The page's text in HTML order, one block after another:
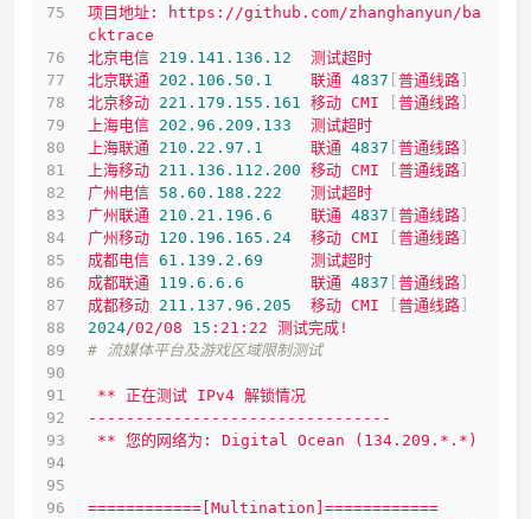
项目地址:
https://github.com/zhanghanyun/ba
cktrace
北京电信 219.141 .136 .12
测试超时
北京联通
202.106 .50 .1 联通 4837 [普通线路
北京移动 221.179 .155 .161 移动 CMI [普通线路
上海电信 202.96 .209 .133
测试超时
上海联通
210.22 .97 .1 联通 4837 [普通线路
上海移动 211.136 .112 .200 移动 CMI [普通线路
广州电信 58.60 .188 .222
测试超时
广州联通
210.21 .196 .6 联通 4837 [普通线路
广州移动 120.196 .165 .24 移动 CMI [普通线路
成都电信 61.139 .2 .69
测试超时
成都联通
119.6 .6 .6 联通 4837 [普通线路
成都移动 211.137 .96 .205 移动 CMI [普通线路
2024/02/08 15 :21:22 测试完成!
# 流媒体平台及游戏区域限制测试
** 正在测试 IPv4 解锁情况
--------------------------------
** 您的网络为: Digital Ocean (134.209.*.*)
============[Multination]============